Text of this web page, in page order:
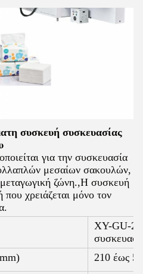
συσκευή συσκευασίας
για την συσκευασία
μεσαίων σακουλών,
ζώνη.,Η συσκευή
που χρειάζεται μόνο τον
XY-GU-
210 έως